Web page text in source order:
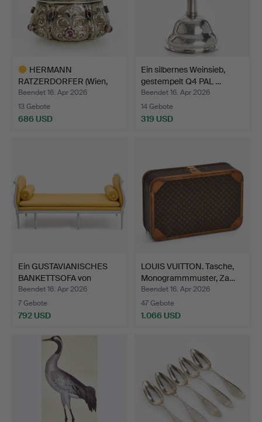
HERMANN
RATZERDORFER (Wien,
tätig 1843-188…
Beendet 16. Apr 2026
13 Gebote
686 USD
Ein silbernes Weinsieb,
gestempelt Q4 PAL …
Beendet 16. Apr 2026
14 Gebote
319 USD
Ein GUSTAVIANISCHES
BANKETTSOFA von
Stockh…
Beendet 16. Apr 2026
7 Gebote
792 USD
LOUIS VUITTON. Tasche,
Monogrammmuster, Za…
Beendet 16. Apr 2026
47 Gebote
1.066 USD